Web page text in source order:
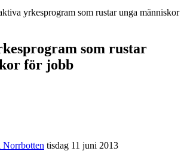
yrkesprogram som rustar unga människor
som rustar
för jobb
Norrbotten tisdag 11 juni 2013